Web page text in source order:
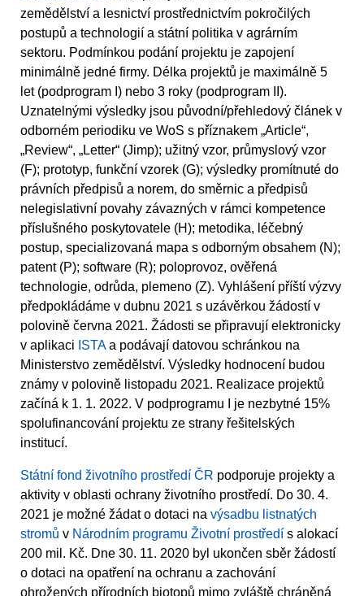
zemědělství a lesnictví prostřednictvím pokročilých
postupů a technologií a státní politika v agrárním
sektoru. Podmínkou podání projektu je zapojení
minimálně jedné firmy. Délka projektů je maximálně 5
let (podprogram I) nebo 3 roky (podprogram II).
Uznatelnými výsledky jsou původní/přehledový článek v
odborném periodiku ve WoS s příznakem „Article“,
„Review“, „Letter“ (Jimp); užitný vzor, průmyslový vzor
(F); prototyp, funkční vzorek (G); výsledky promítnuté do
právních předpisů a norem, do směrnic a předpisů
nelegislativní povahy závazných v rámci kompetence
příslušného poskytovatele (H); metodika, léčebný
postup, specializovaná mapa s odborným obsahem (N);
patent (P); software (R); poloprovoz, ověřená
technologie, odrůda, plemeno (Z). Vyhlášení příští výzvy
předpokládáme v dubnu 2021 s uzávěrkou žádostí v
polovině června 2021. Žádosti se připravují elektronicky
v aplikaci ISTAa podávají datovou schránkou na
Ministerstvo zemědělství. Výsledky hodnocení budou
známy v polovině listopadu 2021. Realizace projektů
začíná k 1. 1. 2022. V podprogramu I je nezbytné 15%
spolufinancování projektu ze strany řešitelských
institucí.
Státní fond životního prostředí ČR podporuje projekty a
aktivity v oblasti ochrany životního prostředí. Do 30. 4.
2021 je možné žádat o dotaci na výsadbu listnatých
stromů v Národním programu Životní prostředí s alokací
200 mil. Kč. Dne 30. 11. 2020 byl ukončen sběr žádostí
o dotaci na opatření na ochranu a zachování
ohrožených přírodních biotopů mimo zvláště chráněná